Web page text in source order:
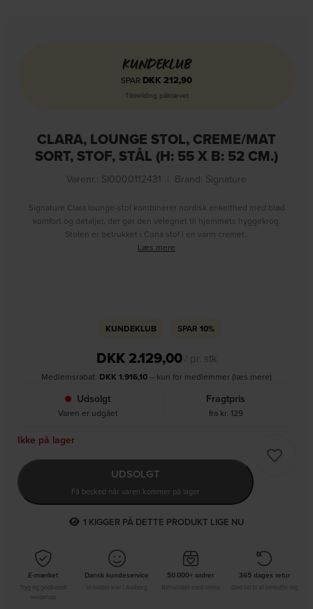
KUNDEKLUB
SPAR DKK 212,90
Tilmelding påkrævet
CLARA, LOUNGE STOL, CREME/MAT
SORT, STOF, STÅL (H: 55 X B: 52 CM.)
Varenr.: SI0000112431 Brand: Signature
Signature Clara lounge-stol kombinerer nordisk enkelthed med blød
komfort og detaljer, der gør den velegnet til hjemmets hyggekrog.
Stolen er betrukket i Cona stof i en varm cremef…
Læs mere
KUNDEKLUB SPAR 10%
DKK2.129,00/ pr. stk
Medlemsrabat: DKK 1.916,10– kun for medlemmer (læs mere)
Udsolgt
Varen er udgået
Fragtpris
fra kr. 129
Ikke på lager
UDSOLGT
Få besked når varen kommer på lager
1 KIGGER PÅ DETTE PRODUKT LIGE NU
E-mærket
Tryg og godkendt
Dansk kundeservice
Vi sidder klar i Aalborg
50.000+ ordrer
Behandlet med omhu
365 dages retur
God tid til at beslutte dig